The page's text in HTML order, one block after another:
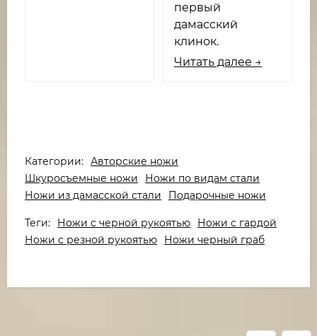
первый
дамасский
клинок.
Читать далее →
Категории: Авторские ножи
Шкуросъемные ножи
Ножи по видам стали
Ножи из дамасской стали
Подарочные ножи
Теги: Ножи с черной рукоятью
Ножи с гардой
Ножи с резной рукоятью
Ножи черный граб